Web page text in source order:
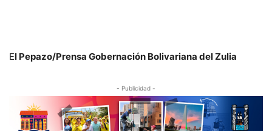
El Pepazo/Prensa Gobernación Bolivariana del Zulia
- Publicidad -